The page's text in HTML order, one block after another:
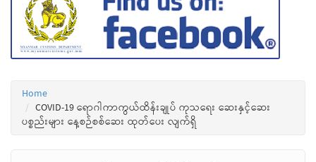
Home
COVID-19 ရောဂါကာကွယ်ထိန်းချုပ် ကုသရေး ဆေးနှင့်ဆေး
ပစ္စည်းများ နေ့စဉ်စစ်ဆေး ထုတ်ပေး လျက်ရှိ